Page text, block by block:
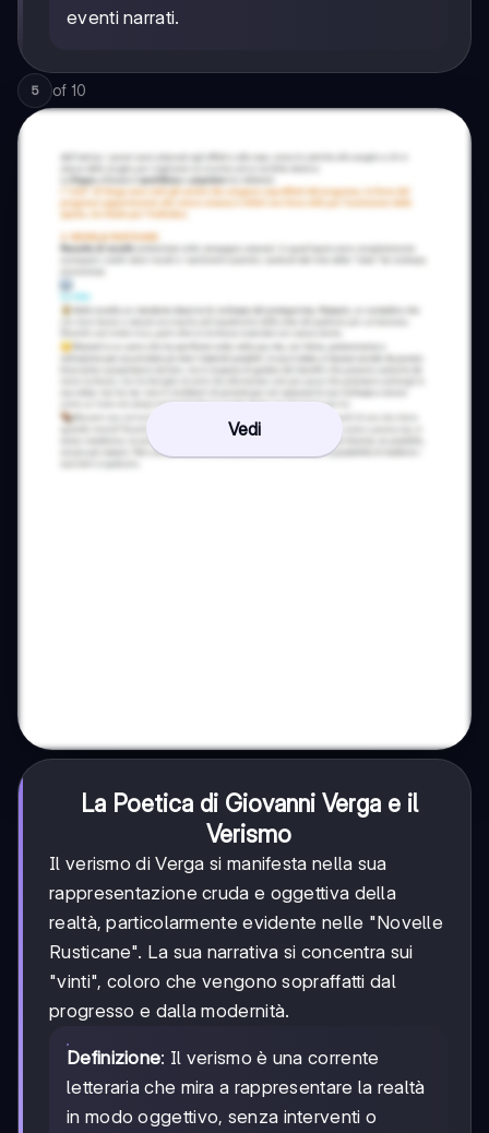
eventi narrati.
5 of 10
Vedi
La Poetica di Giovanni Verga e il
Verismo
Il verismo di Verga si manifesta nella sua
rappresentazione cruda e oggettiva della
realtà, particolarmente evidente nelle "Novelle
Rusticane". La sua narrativa si concentra sui
"vinti", coloro che vengono sopraffatti dal
progresso e dalla modernità.
Definizione: Il verismo è una corrente
letteraria che mira a rappresentare la realtà
in modo oggettivo, senza interventi o